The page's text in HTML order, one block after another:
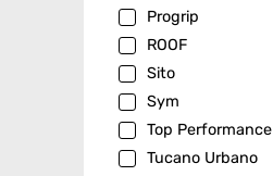
Progrip
ROOF
Sito
Sym
Top Performance
Tucano Urbano